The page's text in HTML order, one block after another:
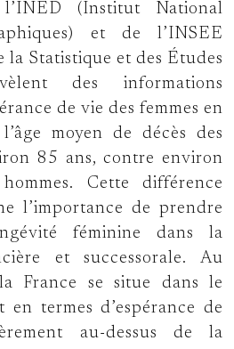
(Institut National
et de l’INSEE
Statistique et des Études
des informations
de vie des femmes en
moyen de décès des
85 ans, contre environ
Cette différence
l’importance de prendre
féminine dans la
et successorale. Au
France se situe dans le
en termes d’espérance de
au-dessus de la